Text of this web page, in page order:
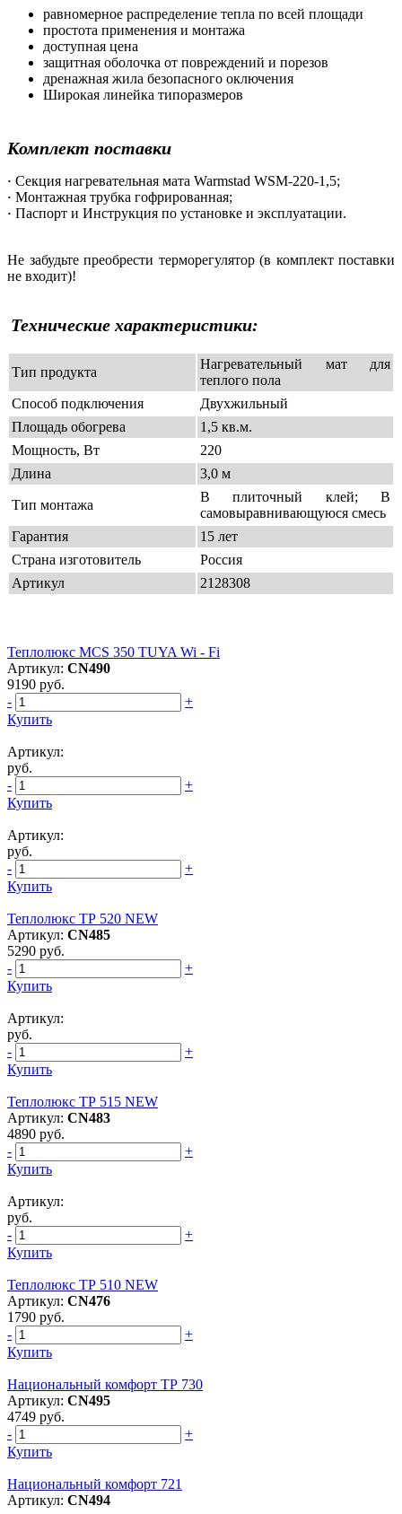
равномерное распределение тепла по всей площади
простота применения и монтажа
доступная цена
защитная оболочка от повреждений и порезов
дренажная жила безопасного оключения
Широкая линейка типоразмеров
Комплект поставки
· Секция нагревательная мата Warmstad WSM-220-1,5;
· Монтажная трубка гофрированная;
· Паспорт и Инструкция по установке и эксплуатации.
Не забудьте преобрести терморегулятор (в комплект поставки
не входит)!
Технические характеристики:
Тип продукта
Нагревательный мат для
теплого пола
Способ подключения
Двухжильный
Площадь обогрева
1,5 кв.м.
Мощность, Вт
220
Длина
3,0 м
Тип монтажа
В плиточный клей; В
самовыравнивающуюся смесь
Гарантия
15 лет
Страна изготовитель
Россия
Артикул
2128308
Теплолюкс MCS 350 TUYA Wi - Fi
Артикул: CN490
9190 руб.
-
+
Купить
Артикул:
руб.
-
+
Купить
Артикул:
руб.
-
+
Купить
Теплолюкс ТР 520 NEW
Артикул: CN485
5290 руб.
-
+
Купить
Артикул:
руб.
-
+
Купить
Теплолюкс ТР 515 NEW
Артикул: CN483
4890 руб.
-
+
Купить
Артикул:
руб.
-
+
Купить
Теплолюкс ТР 510 NEW
Артикул: CN476
1790 руб.
-
+
Купить
Национальный комфорт ТР 730
Артикул: CN495
4749 руб.
-
+
Купить
Национальный комфорт 721
Артикул: CN494